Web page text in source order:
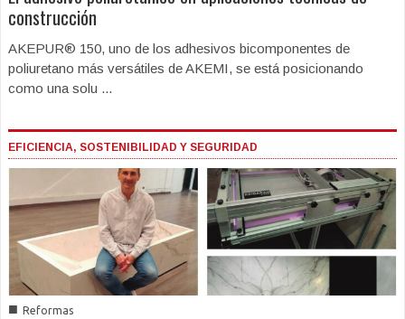
construcción
AKEPUR® 150, uno de los adhesivos bicomponentes de
poliuretano más versátiles de AKEMI, se está posicionando
como una solu ...
EFICIENCIA, SOSTENIBILIDAD Y SEGURIDAD
■ Reformas